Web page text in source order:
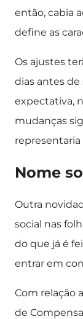
então, cabia
define as
Os ajustes
dias antes
expectativa,
mudanças
representaria
Nome
Outra
social nas
do que já é
entrar em
Com relação
de